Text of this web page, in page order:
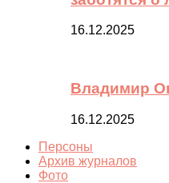
16.12.2025
Владимир
16.12.2025
Персоны
Архив журналов
Фото